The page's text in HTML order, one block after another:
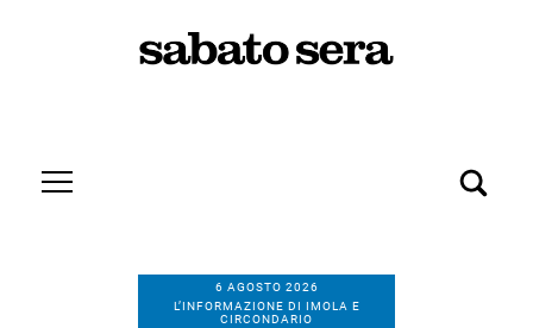
6 AGOSTO 2026
L’INFORMAZIONE DI IMOLA E
CIRCONDARIO